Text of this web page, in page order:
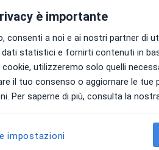
60 €
Chiedi di
è importante
consenti a noi e ai nostri partner di
statistici e fornirti contenuti in
utilizzeremo solo quelli
il tuo consenso o aggiornare le tue
Per saperne di più, consulta la
impostazioni